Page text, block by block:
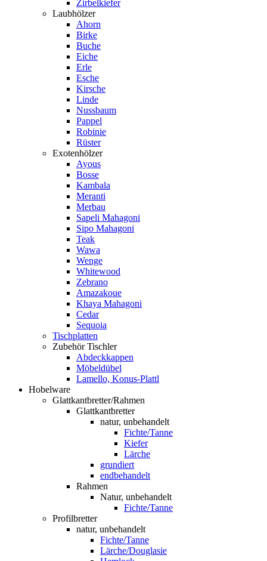
Zirbelkiefer
Laubhölzer
Ahorn
Birke
Buche
Eiche
Erle
Esche
Kirsche
Linde
Nussbaum
Pappel
Robinie
Rüster
Exotenhölzer
Ayous
Bosse
Kambala
Meranti
Merbau
Sapeli Mahagoni
Sipo Mahagoni
Teak
Wawa
Wenge
Whitewood
Zebrano
Amazakoue
Khaya Mahagoni
Cedar
Sequoia
Tischplatten
Zubehör Tischler
Abdeckkappen
Möbeldübel
Lamello, Konus-Plattl
Hobelware
Glattkantbretter/Rahmen
Glattkantbretter
natur, unbehandelt
Fichte/Tanne
Kiefer
Lärche
grundiert
endbehandelt
Rahmen
Natur, unbehandelt
Fichte/Tanne
Profilbretter
natur, unbehandelt
Fichte/Tanne
Lärche/Douglasie